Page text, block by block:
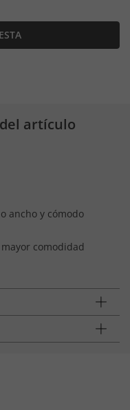
artículo
ancho y cómodo
comodidad